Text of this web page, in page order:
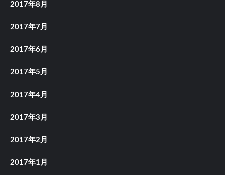
2017年8月
2017年7月
2017年6月
2017年5月
2017年4月
2017年3月
2017年2月
2017年1月